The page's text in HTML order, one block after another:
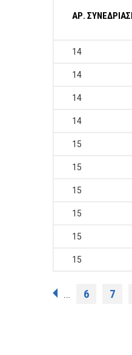
ΑΡ.
14
14
14
14
15
15
15
15
15
15
Σελίδες
… 6 7